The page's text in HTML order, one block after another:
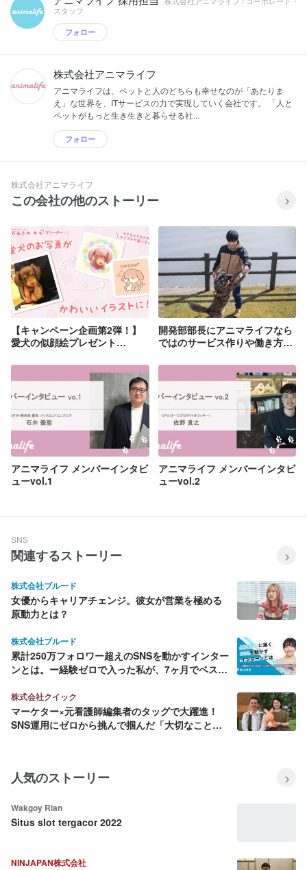
スタッフ
フォロー
株式会社アニマライフ
アニマライフは、ペットと人のどちらも幸せなのが「あたりま
え」な世界を、ITサービスの力で実現していく会社です。 「人と
ペットがもっと生き生きと暮らせる社...
フォロー
株式会社アニマライフ
この会社の他のストーリー
【キャンペーン企画第2弾！】
愛犬の似顔絵プレゼント
で】
開発部部長にアニマライフなら
ではのサービス作りや働き方な
アニマライフ メンバーインタビ
ューvol.1
アニマライフ メンバーインタビ
ューvol.2
SNS
関連するストーリー
株式会社ブルード
女優からキャリアチェンジ。彼女が営業を極める
原動力とは？
株式会社ブルード
累計250万フォロワー超えのSNSを動かすインター
ンとは。ー経験ゼロで入った私が、7ヶ月でベスト
株式会社クイック
マーケター×元看護師編集者のタッグで大躍進！
SNS運用にゼロから挑んで掴んだ「大切なこと」
人気のストーリー
Wakgoy Rian
Situs slot tergacor 2022
NINJAPAN株式会社